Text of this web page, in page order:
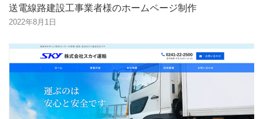
送電線路建設工事業者様のホームページ制作
2022年8月1日